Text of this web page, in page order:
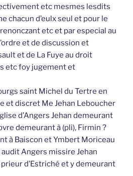
etc mesmes lesdits
chacun d’eulx seul et pour le
etc et par especial au
et de discussion et
et de La Fuye au droit
etc foy jugement et
saint Michel du Tertre en
et discret Me Jehan Leboucher
d’Angers Jehan demeurant
demeurant à (pli), Firmin ?
à Baiscon et Ymbert Moriceau
Angers missire Jehan
d’Estriché et y demeurant